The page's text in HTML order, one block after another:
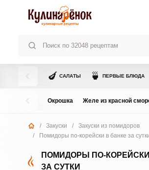
🍆 САЛАТЫ 🍵 ПЕРВЫЕ БЛЮДА
Окрошка Желе из красной
/ Закуски /
Закуски из помидоров
/
Помидоры по-корейски в банке за
ПОМИДОРЫ ПО-
ЗА СУТКИ